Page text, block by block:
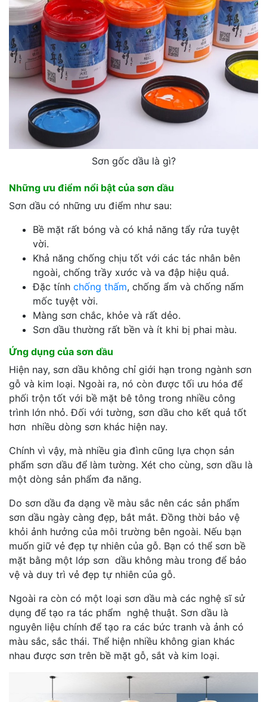
Sơn gốc dầu là gì?
Những ưu điểm nổi bật của sơn dầu
Sơn dầu có những ưu điểm như sau:
Bề mặt rất bóng và có khả năng tẩy rửa tuyệt
vời.
Khả năng chống chịu tốt với các tác nhân bên
ngoài, chống trầy xước và va đập hiệu quả.
Đặc tính chống thấm, chống ẩm và chống nấm
mốc tuyệt vời.
Màng sơn chắc, khỏe và rất dẻo.
Sơn dầu thường rất bền và ít khi bị phai màu.
Ứng dụng của sơn dầu
Hiện nay, sơn dầu không chỉ giới hạn trong ngành sơn
gỗ và kim loại. Ngoài ra, nó còn được tối ưu hóa để
phối trộn tốt với bề mặt bê tông trong nhiều công
trình lớn nhỏ. Đối với tường, sơn dầu cho kết quả tốt
hơn nhiều dòng sơn khác hiện nay.
Chính vì vậy, mà nhiều gia đình cũng lựa chọn sản
phẩm sơn dầu để làm tường. Xét cho cùng, sơn dầu là
một dòng sản phẩm đa năng.
Do sơn dầu đa dạng về màu sắc nên các sản phẩm
sơn dầu ngày càng đẹp, bắt mắt. Đồng thời bảo vệ
khỏi ảnh hưởng của môi trường bên ngoài. Nếu bạn
muốn giữ vẻ đẹp tự nhiên của gỗ. Bạn có thể sơn bề
mặt bằng một lớp sơn dầu không màu trong để bảo
vệ và duy trì vẻ đẹp tự nhiên của gỗ.
Ngoài ra còn có một loại sơn dầu mà các nghệ sĩ sử
dụng để tạo ra tác phẩm nghệ thuật. Sơn dầu là
nguyên liệu chính để tạo ra các bức tranh và ảnh có
màu sắc, sắc thái. Thể hiện nhiều không gian khác
nhau được sơn trên bề mặt gỗ, sắt và kim loại.